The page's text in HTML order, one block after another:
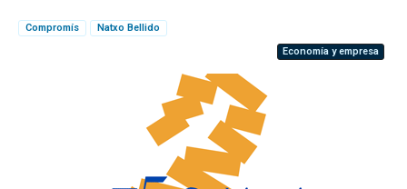
Compromís
Natxo Bellido
Economía y empresa